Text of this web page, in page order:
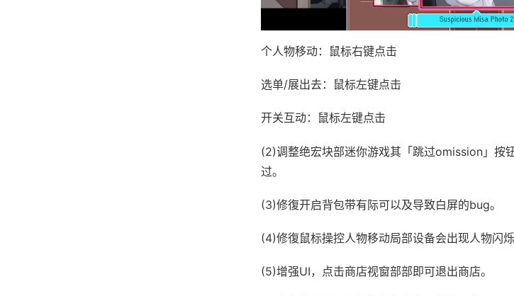
个人物移动：鼠标右键点击
选单/展出去：鼠标左键点击
开关互动：鼠标左键点击
(2)调整绝宏块部迷你游戏其「跳过omission」按
过。
(3)修復开启背包带有际可以及导致白屏的bug。
(4)修復鼠标操控人物移动局部设备会出现人物闪烁
(5)增强UI，点击商店视窗部部即可退出商店。